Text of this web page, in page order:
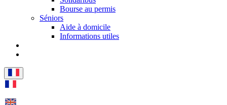
Bourse au permis
Séniors
Aide à domicile
Informations utiles